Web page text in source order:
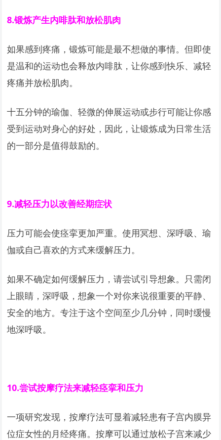
8.锻炼产生内啡肽和放松肌肉
如果感到疼痛，锻炼可能是最不想做的事情。但即使
是温和的运动也会释放内啡肽，让你感到快乐、减轻
疼痛并放松肌肉。
十五分钟的瑜伽、轻微的伸展运动或步行可能让你感
受到运动对身心的好处，因此，让锻炼成为日常生活
的一部分是值得鼓励的。
9.减轻压力以改善经期症状
压力可能会使痉挛更加严重。使用冥想、深呼吸、瑜
伽或自己喜欢的方式来缓解压力。
如果不确定如何缓解压力，请尝试引导想象。只需闭
上眼睛，深呼吸，想象一个对你来说很重要的平静、
安全的地方。专注于这个空间至少几分钟，同时缓慢
地深呼吸。
10.尝试按摩疗法来减轻痉挛和压力
一项研究发现，按摩疗法可显着减轻患有子宫内膜异
位症女性的月经疼痛。按摩可以通过放松子宫来减少